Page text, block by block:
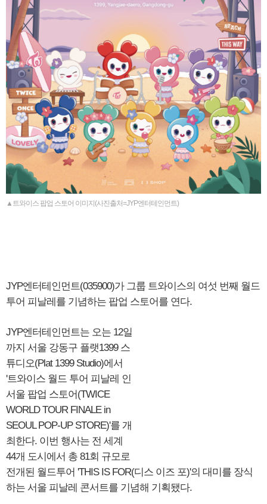
▲트와이스 팝업 스토어 이미지(사진출처=JYP엔터테인먼트)
JYP엔터테인먼트(035900)가 그룹 트와이스의 여섯 번째 월드
투어 피날레를 기념하는 팝업 스토어를 연다.
JYP엔터테인먼트는 오는 12일
까지 서울 강동구 플랫1399 스
튜디오(Plat 1399 Studio)에서
'트와이스 월드 투어 피날레 인
서울 팝업 스토어(TWICE
WORLD TOUR FINALE in
SEOUL POP-UP STORE)'를 개
최한다. 이번 행사는 전 세계
44개 도시에서 총 81회 규모로
전개된 월드투어 'THIS IS FOR(디스 이즈 포)'의 대미를 장식
하는 서울 피날레 콘서트를 기념해 기획됐다.